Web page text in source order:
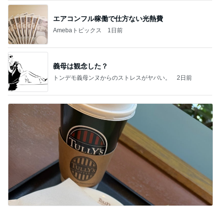
エアコンフル稼働で仕方ない光熱費
Amebaトピックス 1日前
義母は観念した？
トンデモ義母ンヌからのストレスがヤバい。 2日前